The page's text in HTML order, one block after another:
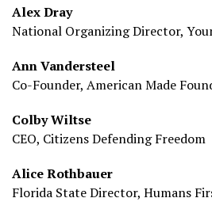
Alex Dray
National Organizing Director,
Ann Vandersteel
Co-Founder, American Made
Colby Wiltse
CEO, Citizens Defending Freedom
Alice Rothbauer
Florida State Director, Humans